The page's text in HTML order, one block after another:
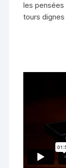
les
tours dignes